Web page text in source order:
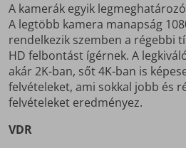
A kamerák egyik
A legtöbb kamera manapság
rendelkezik szemben a régebbi
HD felbontást ígérnek. A
akár 2K-ban, sőt 4K-ban is
felvételeket, ami sokkal jobb és
felvételeket eredményez.
VDR